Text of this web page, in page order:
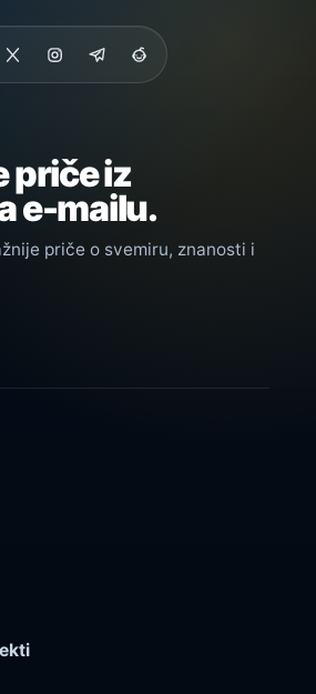
priče iz
e-mailu.
priče o svemiru, znanosti i